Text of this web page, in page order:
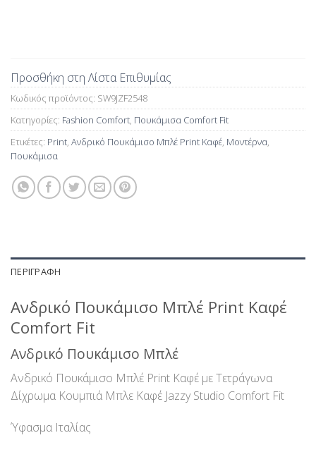
Προσθήκη στη Λίστα Επιθυμίας
Κωδικός προϊόντος: SW9JZF2548
Κατηγορίες: Fashion Comfort, Πουκάμισα Comfort Fit
Ετικέτες: Print, Ανδρικό Πουκάμισο Μπλέ Print Καφέ, Μοντέρνα,
Πουκάμισα
ΠΕΡΙΓΡΑΦΉ
Ανδρικό Πουκάμισο Μπλέ Print Καφέ
Comfort Fit
Ανδρικό Πουκάμισο Μπλέ
Ανδρικό Πουκάμισο Μπλέ Print Καφέ με Τετράγωνα
Δίχρωμα Κουμπιά Μπλε Καφέ Jazzy Studio Comfort Fit
Ύφασμα Ιταλίας